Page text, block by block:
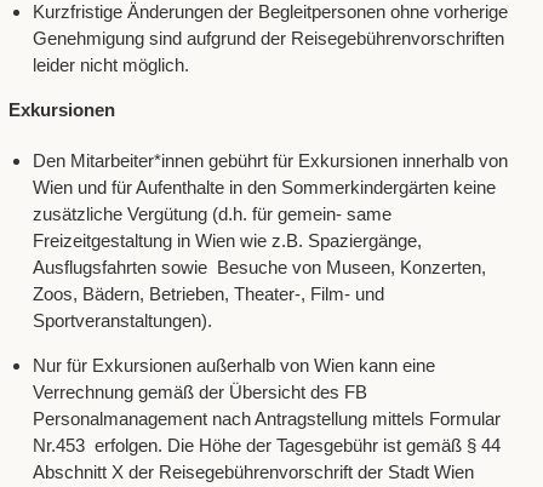
Kurzfristige Änderungen der Begleitpersonen ohne vorherige
Genehmigung sind aufgrund der Reisegebührenvorschriften
leider nicht möglich.
Exkursionen
Den Mitarbeiter*innen gebührt für Exkursionen innerhalb von
Wien und für Aufenthalte in den Sommerkindergärten keine
zusätzliche Vergütung (d.h. für gemein- same
Freizeitgestaltung in Wien wie z.B. Spaziergänge,
Ausflugsfahrten sowie Besuche von Museen, Konzerten,
Zoos, Bädern, Betrieben, Theater-, Film- und
Sportveranstaltungen).
Nur für Exkursionen außerhalb von Wien kann eine
Verrechnung gemäß der Übersicht des FB
Personalmanagement nach Antragstellung mittels Formular
Nr.453 erfolgen. Die Höhe der Tagesgebühr ist gemäß § 44
Abschnitt X der Reisegebührenvorschrift der Stadt Wien